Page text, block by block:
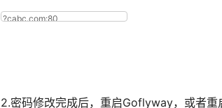
2.密码修改完成后，重启Goflyway，或者重